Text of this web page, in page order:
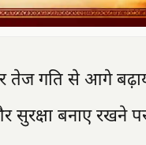
और तेज गति से आगे
सुरक्षा बनाए रखने